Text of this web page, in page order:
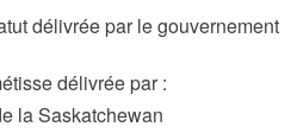
délivrée par le gouvernement
délivrée par :
la Saskatchewan